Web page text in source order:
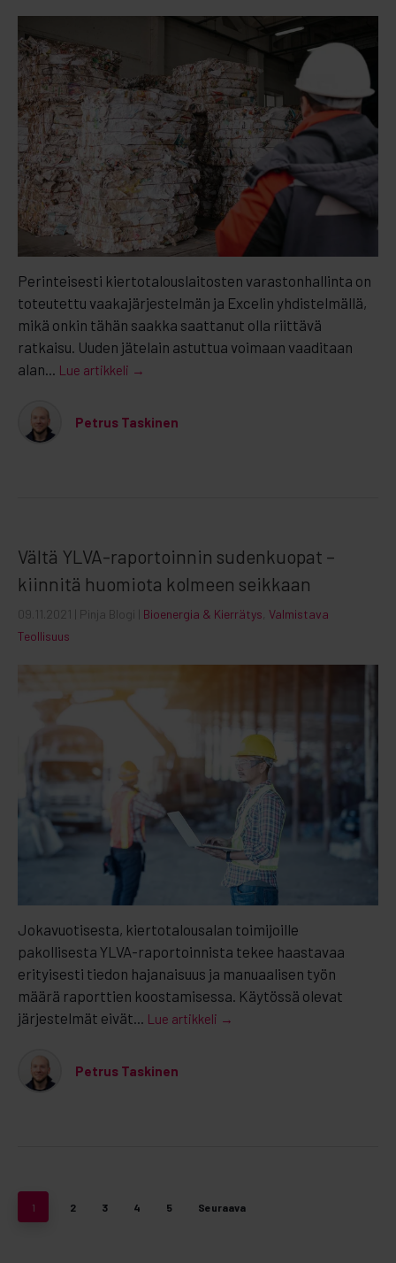
Perinteisesti kiertotalouslaitosten varastonhallinta on
toteutettu vaakajärjestelmän ja Excelin yhdistelmällä,
mikä onkin tähän saakka saattanut olla riittävä
ratkaisu. Uuden jätelain astuttua voimaan vaaditaan
alan... Lue artikkeli →
Petrus Taskinen
Vältä YLVA-raportoinnin sudenkuopat –
kiinnitä huomiota kolmeen seikkaan
09.11.2021 | Pinja Blogi | Bioenergia & Kierrätys Valmistava
Teollisuus
Jokavuotisesta, kiertotalousalan toimijoille
pakollisesta YLVA-raportoinnista tekee haastavaa
erityisesti tiedon hajanaisuus ja manuaalisen työn
määrä raporttien koostamisessa. Käytössä olevat
järjestelmät eivät... Lue artikkeli →
Petrus Taskinen
1 2 3 4 5 Seuraava